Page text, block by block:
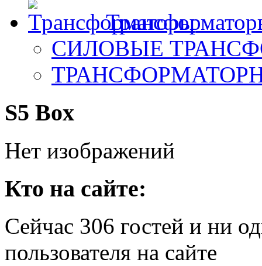
СИЛОВЫЕ
S5 Box
Нет изображений
Кто на сайте:
Сейчас 306 гостей и ни
пользователя на сайте